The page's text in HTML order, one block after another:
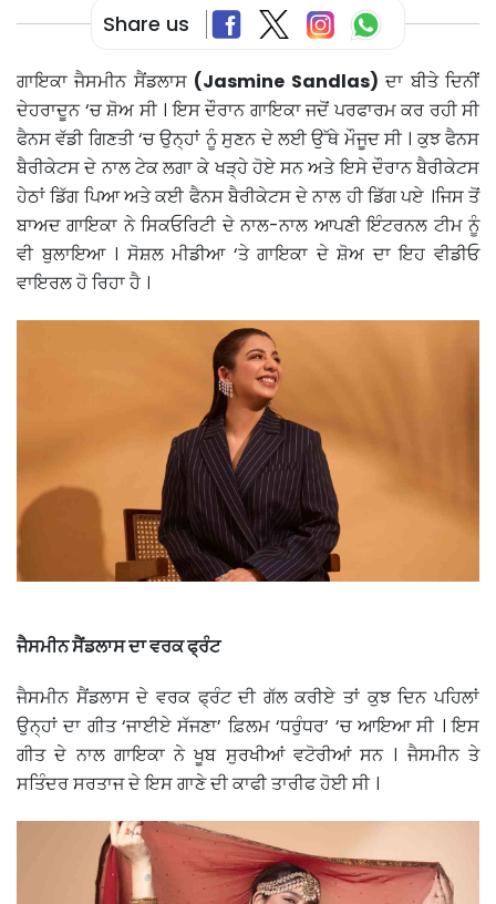
Share us
ਗਾਇਕਾ ਜੈਸਮੀਨ ਸੈਂਡਲਾਸ (Jasmine Sandlas) ਦਾ ਬੀਤੇ ਦਿਨੀਂ
ਦੇਹਰਾਦੂਨ ‘ਚ ਸ਼ੋਅ ਸੀ । ਇਸ ਦੌਰਾਨ ਗਾਇਕਾ ਜਦੋਂ ਪਰਫਾਰਮ ਕਰ ਰਹੀ ਸੀ
ਫੈਨਸ ਵੱਡੀ ਗਿਣਤੀ ‘ਚ ਉਨ੍ਹਾਂ ਨੂੰ ਸੁਣਨ ਦੇ ਲਈ ਉੱਥੇ ਮੌਜੂਦ ਸੀ । ਕੁਝ ਫੈਨਸ
ਬੈਰੀਕੇਟਸ ਦੇ ਨਾਲ ਟੇਕ ਲਗਾ ਕੇ ਖੜ੍ਹੇ ਹੋਏ ਸਨ ਅਤੇ ਇਸੇ ਦੌਰਾਨ ਬੈਰੀਕੇਟਸ
ਹੇਠਾਂ ਡਿੱਗ ਪਿਆ ਅਤੇ ਕਈ ਫੈਨਸ ਬੈਰੀਕੇਟਸ ਦੇ ਨਾਲ ਹੀ ਡਿੱਗ ਪਏ ।ਜਿਸ ਤੋਂ
ਬਾਅਦ ਗਾਇਕਾ ਨੇ ਸਿਕਓਰਿਟੀ ਦੇ ਨਾਲ-ਨਾਲ ਆਪਣੀ ਇੰਟਰਨਲ ਟੀਮ ਨੂੰ
ਵੀ ਬੁਲਾਇਆ । ਸੋਸ਼ਲ ਮੀਡੀਆ ‘ਤੇ ਗਾਇਕਾ ਦੇ ਸ਼ੋਅ ਦਾ ਇਹ ਵੀਡੀਓ
ਵਾਇਰਲ ਹੋ ਰਿਹਾ ਹੈ ।
ਜੈਸਮੀਨ ਸੈਂਡਲਾਸ ਦਾ ਵਰਕ ਫ੍ਰੰਟ
ਜੈਸਮੀਨ ਸੈਂਡਲਾਸ ਦੇ ਵਰਕ ਫ੍ਰੰਟ ਦੀ ਗੱਲ ਕਰੀਏ ਤਾਂ ਕੁਝ ਦਿਨ ਪਹਿਲਾਂ
ਉਨ੍ਹਾਂ ਦਾ ਗੀਤ ‘ਜਾਈਏ ਸੱਜਣਾ’ ਫ਼ਿਲਮ ‘ਧਰੁੰਧਰ’ ‘ਚ ਆਇਆ ਸੀ । ਇਸ
ਗੀਤ ਦੇ ਨਾਲ ਗਾਇਕਾ ਨੇ ਖੂਬ ਸੁਰਖੀਆਂ ਵਟੋਰੀਆਂ ਸਨ । ਜੈਸਮੀਨ ਤੇ
ਸਤਿੰਦਰ ਸਰਤਾਜ ਦੇ ਇਸ ਗਾਣੇ ਦੀ ਕਾਫੀ ਤਾਰੀਫ ਹੋਈ ਸੀ ।